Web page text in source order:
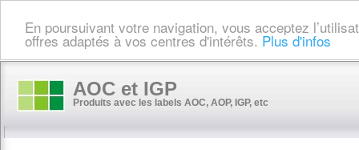
En poursuivant votre navigation, vous acceptez
offres adaptés à vos centres d'intérêts. Plus d'infos
AOC et IGP
Produits avec les labels AOC, AOP, IGP, etc